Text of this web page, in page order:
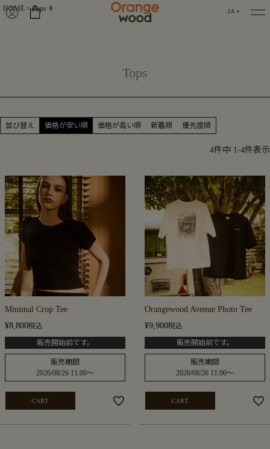
0 JA
HOME Tops
Tops
並び替え 価格が安い順 価格が高い順 新着順 優先度順
4件中 1-4件表示
Minimal Crop Tee
¥8,800税込
販売開始前です。
販売期間
2026/08/26 11:00〜
Orangewood Avenue Photo Tee
¥9,900税込
販売開始前です。
販売期間
2026/08/26 11:00〜